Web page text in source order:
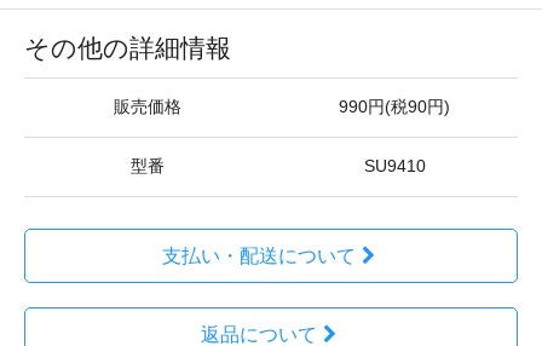
その他の詳細情報
販売価格 990円(税90円)
型番 SU9410
支払い・配送について
返品について